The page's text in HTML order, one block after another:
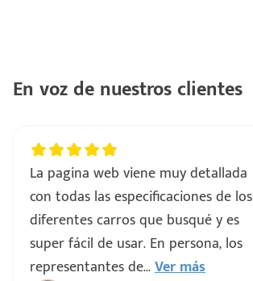
En voz de nuestros clientes
La pagina web viene muy detallada
con todas las especificaciones de los
diferentes carros que busqué y es
super fácil de usar. En persona, los
representantes de...Ver más